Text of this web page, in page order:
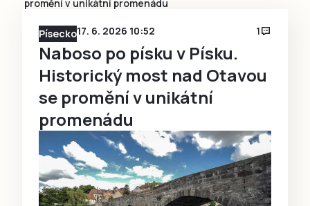
Ještě nemám účet, chci se
promění v unikátní promenádu
Písecko17. 6. 2026 10:52 1
Naboso po písku v Písku.
Historický most nad Otavou
se promění v unikátní
promenádu